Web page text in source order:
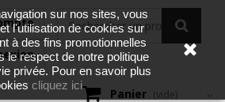
Panier (vide)
sur nos sites, vous
l'utilisation de cookies sur
à des fins promotionnelles
le respect de notre politique
privée. Pour en savoir plus
cliquez ici